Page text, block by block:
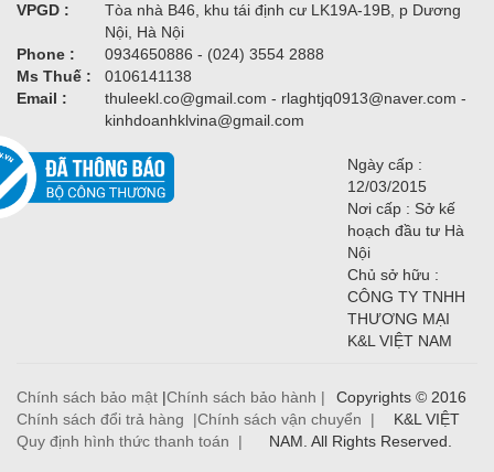
VPGD :
Tòa nhà B46, khu tái định cư LK19A-19B, p Dương
Nội, Hà Nội
Phone :
0934650886 - (024) 3554 2888
Ms Thuế :
0106141138
Email :
thuleekl.co@gmail.com - rlaghtjq0913@naver.com -
kinhdoanhklvina@gmail.com
Ngày cấp :
12/03/2015
Nơi cấp : Sở kế
hoạch đầu tư Hà
Nội
Chủ sở hữu :
CÔNG TY TNHH
THƯƠNG MẠI
K&L VIỆT NAM
Chính sách bảo mật |Chính sách bảo hành |
Chính sách đổi trả hàng |Chính sách vận chuyển |
Quy định hình thức thanh toán |
Copyrights © 2016
K&L VIỆT
NAM. All Rights Reserved.